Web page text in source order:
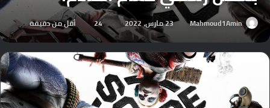
Mahmoud1Amin 23 مارس، 2022 24 أقل من دقيقة